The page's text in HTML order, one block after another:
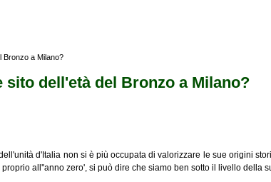
Bronzo a Milano?
dell'età del Bronzo a Milano?
d'Italia non si è più occupata di valorizzare le sue origini
all''anno zero', si può dire che siamo ben sotto il livello della